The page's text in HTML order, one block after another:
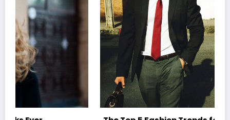
Eyvah! The Witcher 4 geliştirmesi ciddi
tehlikeye girdi!